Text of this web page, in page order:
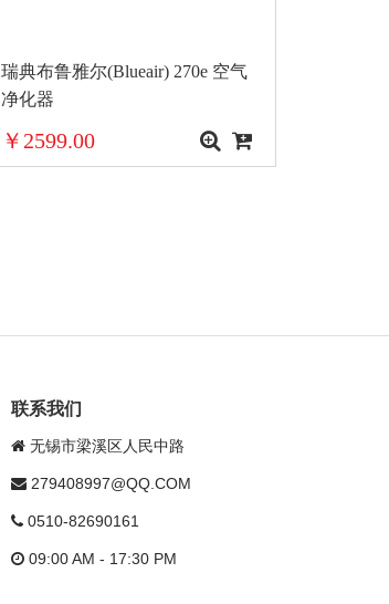
瑞典布鲁雅尔(Blueair) 270e 空气
净化器
￥2599.00
联系我们
无锡市梁溪区人民中路
279408997@QQ.COM
0510-82690161
09:00 AM - 17:30 PM